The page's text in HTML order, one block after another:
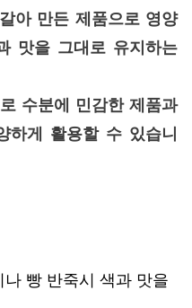
아 만든 제품으로 영양
맛을 그대로 유지하는
수분에 민감한 제품과
하게 활용할 수 있습니
나 빵 반죽시 색과 맛을